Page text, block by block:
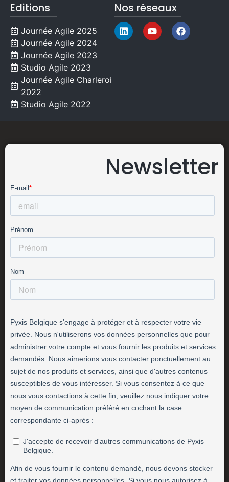
Editions
Journée Agile 2025
Journée Agile 2024
Journée Agile 2023
Studio Agile 2023
Journée Agile Charleroi
2022
Studio Agile 2022
Nos réseaux
Newsletter